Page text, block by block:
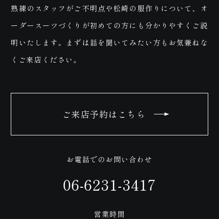
わせ
熟練のスタッフがご不明点や松崎の服作りについて、オ
ーダースーツづくりが初めての方にも分かりやすくご説
明いたします。まずは話を聞いてみたい方もお気兼ねな
くご来店ください。
ご来店予約はこちら
お電話でのお問い合わせ
06-6231-3417
営業時間